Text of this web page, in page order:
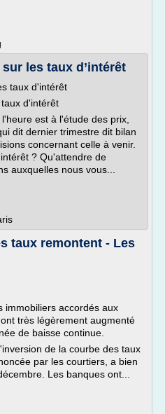
les taux d’intérêt
taux d'intérêt
d'intérêt
est à l'étude des prix,
dit dernier trimestre dit bilan
concernant celle à venir.
? Qu'attendre de
auxquelles nous vous...
taux remontent - Les
immobiliers accordés aux
très légèrement augmenté
de baisse continue.
de la courbe des taux
par les courtiers, a bien
Les banques ont...